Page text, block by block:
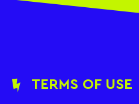
TERMS OF USE